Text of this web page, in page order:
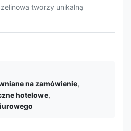
tworzy unikalną
na zamówienie,
hotelowe,